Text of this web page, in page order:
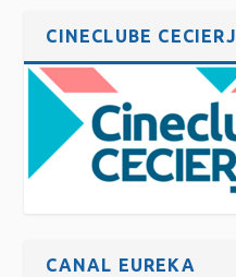
CINECLUBE CECIERJ
CANAL EUREKA